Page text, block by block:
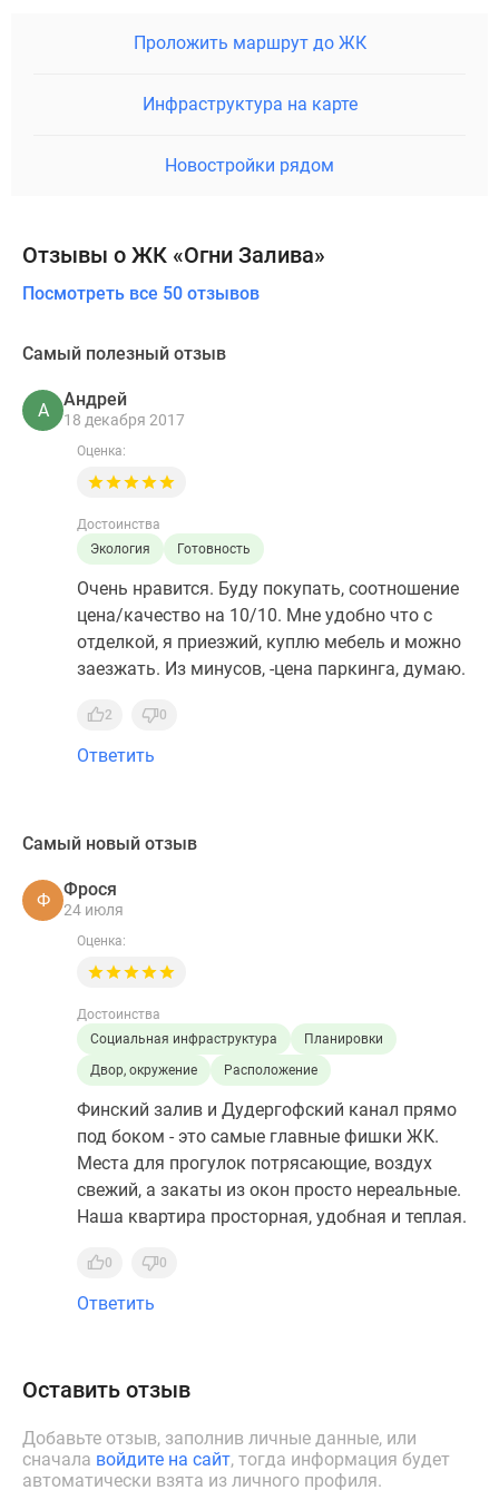
Проложить маршрут до ЖК
Инфраструктура на карте
Новостройки рядом
Отзывы о ЖК «Огни Залива»
Посмотреть все 50 отзывов
Самый полезный отзыв
А
Андрей
18 декабря 2017
Оценка:
Достоинства
Экология
Готовность
Очень нравится. Буду покупать, соотношение
цена/качество на 10/10. Мне удобно что с
отделкой, я приезжий, куплю мебель и можно
заезжать. Из минусов, -цена паркинга, думаю.
2 0
Ответить
Самый новый отзыв
Ф
Фрося
24 июля
Оценка:
Достоинства
Социальная инфраструктура
Планировки
Двор, окружение
Расположение
Финский залив и Дудергофский канал прямо
под боком - это самые главные фишки ЖК.
Места для прогулок потрясающие, воздух
свежий, а закаты из окон просто нереальные.
Наша квартира просторная, удобная и теплая.
0 0
Ответить
Оставить отзыв
Добавьте отзыв, заполнив личные данные, или
сначала войдите на сайт, тогда информация будет
автоматически взята из личного профиля.